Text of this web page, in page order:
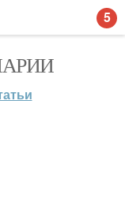
5